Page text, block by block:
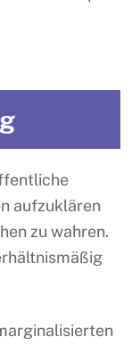
aufzuklären
zu wahren.